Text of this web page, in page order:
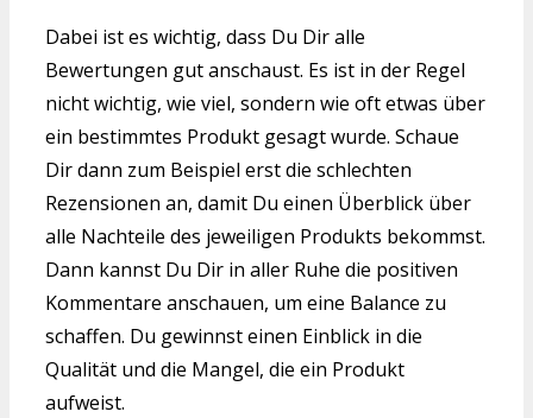
Dabei ist es wichtig, dass Du Dir alle
Bewertungen gut anschaust. Es ist in der Regel
nicht wichtig, wie viel, sondern wie oft etwas über
ein bestimmtes Produkt gesagt wurde. Schaue
Dir dann zum Beispiel erst die schlechten
Rezensionen an, damit Du einen Überblick über
alle Nachteile des jeweiligen Produkts bekommst.
Dann kannst Du Dir in aller Ruhe die positiven
Kommentare anschauen, um eine Balance zu
schaffen. Du gewinnst einen Einblick in die
Qualität und die Mangel, die ein Produkt
aufweist.